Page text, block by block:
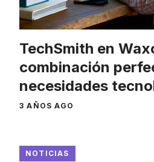
TechSmith en
combinación
necesidades
3 AÑOS AGO
NOTICIAS